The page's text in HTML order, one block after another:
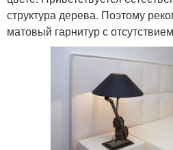
структура дерева. Поэтому
матовый гарнитур с